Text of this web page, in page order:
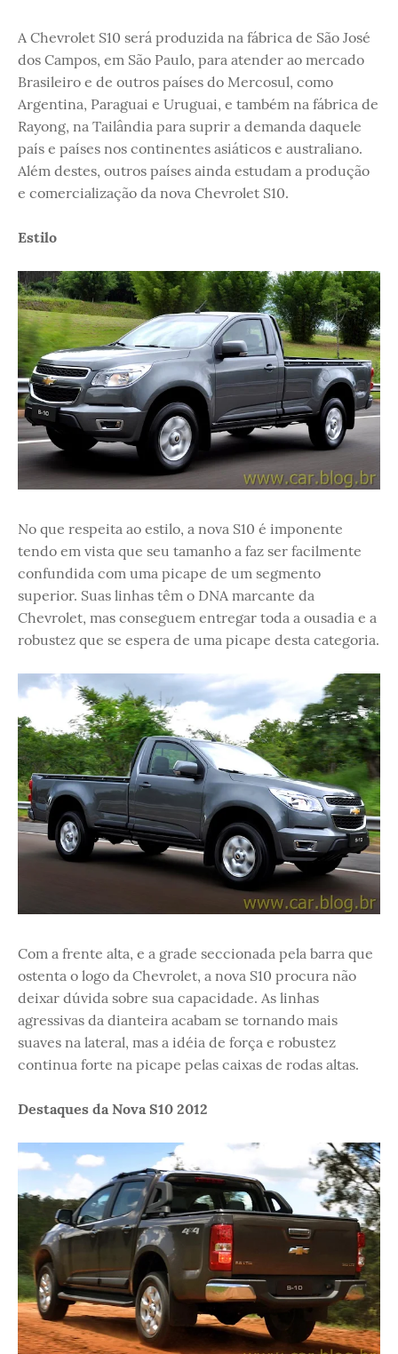
A Chevrolet S10 será produzida na fábrica de São José
dos Campos, em São Paulo, para atender ao mercado
Brasileiro e de outros países do Mercosul, como
Argentina, Paraguai e Uruguai, e também na fábrica de
Rayong, na Tailândia para suprir a demanda daquele
país e países nos continentes asiáticos e australiano.
Além destes, outros países ainda estudam a produção
e comercialização da nova Chevrolet S10.
Estilo
No que respeita ao estilo, a nova S10 é imponente
tendo em vista que seu tamanho a faz ser facilmente
confundida com uma picape de um segmento
superior. Suas linhas têm o DNA marcante da
Chevrolet, mas conseguem entregar toda a ousadia e a
robustez que se espera de uma picape desta categoria.
Com a frente alta, e a grade seccionada pela barra que
ostenta o logo da Chevrolet, a nova S10 procura não
deixar dúvida sobre sua capacidade. As linhas
agressivas da dianteira acabam se tornando mais
suaves na lateral, mas a idéia de força e robustez
continua forte na picape pelas caixas de rodas altas.
Destaques da Nova S10 2012